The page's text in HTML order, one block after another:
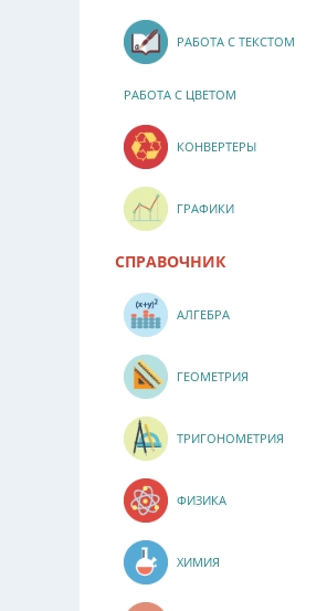
РАБОТА С ТЕКСТОМ
РАБОТА С ЦВЕТОМ
КОНВЕРТЕРЫ
ГРАФИКИ
СПРАВОЧНИК
АЛГЕБРА
ГЕОМЕТРИЯ
ТРИГОНОМЕТРИЯ
ФИЗИКА
ХИМИЯ